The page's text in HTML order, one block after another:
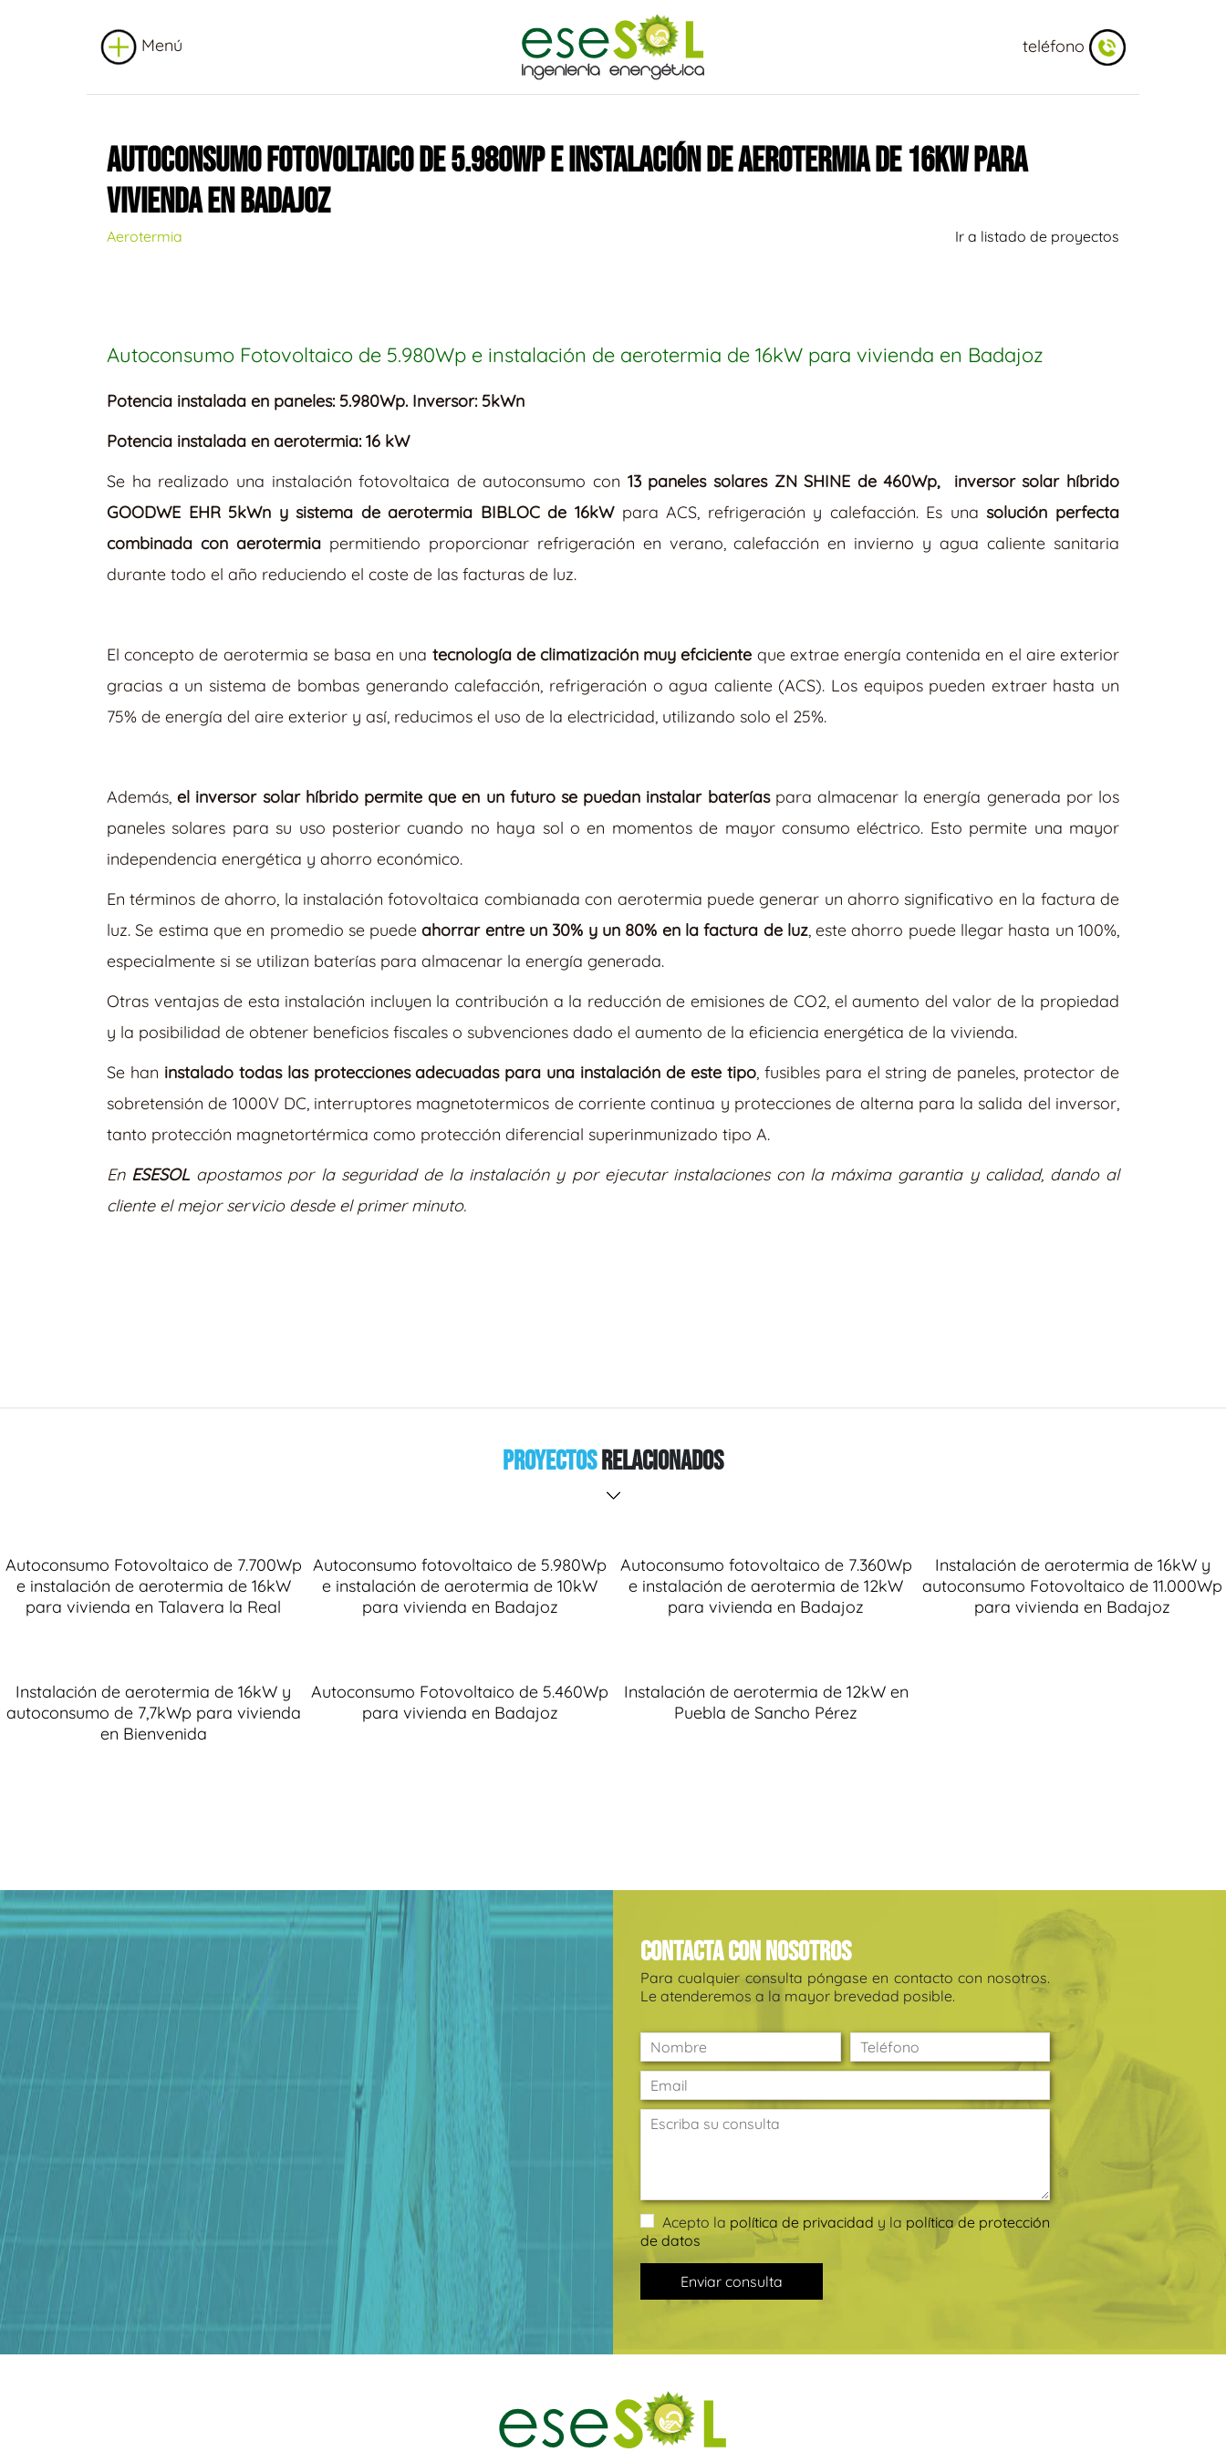
Menú teléfono
AUTOCONSUMO FOTOVOLTAICO DE 5.980WP E INSTALACIÓN DE AEROTERMIA DE 16KW PARA
VIVIENDA EN BADAJOZ
Aerotermia Ir a listado de proyectos
Autoconsumo Fotovoltaico de 5.980Wp e instalación de aerotermia de 16kW para vivienda en Badajoz
Potencia instalada en paneles: 5.980Wp. Inversor: 5kWn
Potencia instalada en aerotermia: 16 kW
Se ha realizado una instalación fotovoltaica de autoconsumo con 13 paneles solares ZN SHINE de 460Wp, inversor solar híbrido
GOODWE EHR 5kWn y sistema de aerotermia BIBLOC de 16kWpara ACS, refrigeración y calefacción. Es unasolución perfecta
combinada con aerotermiapermitiendo proporcionar refrigeración en verano, calefacción en invierno y agua caliente sanitaria
durante todo el año reduciendo el coste de las facturas de luz.
El concepto de aerotermia se basa en una tecnología de climatización muy efciciente que extrae energía contenida en el aire exterior
gracias a un sistema de bombas generando calefacción, refrigeración o agua caliente (ACS). Los equipos pueden extraer hasta un
75% de energía del aire exterior y así, reducimos el uso de la electricidad, utilizando solo el 25%.
Además,el inversor solar híbrido permite que en un futuro se puedan instalar bateríaspara almacenar la energía generada por los
paneles solares para su uso posterior cuando no haya sol o en momentos de mayor consumo eléctrico. Esto permite una mayor
independencia energética y ahorro económico.
En términos de ahorro, la instalación fotovoltaica combianada con aerotermia puede generar un ahorro significativo en la factura de
luz. Se estima que en promedio se puedeahorrar entre un 30% y un 80% en la factura de luz, este ahorro puede llegar hasta un 100%,
especialmente si se utilizan baterías para almacenar la energía generada.
Otras ventajas de esta instalación incluyen la contribución a la reducción de emisiones de CO2, el aumento del valor de la propiedad
y la posibilidad de obtener beneficios fiscales o subvenciones dado el aumento de la eficiencia energética de la vivienda.
Se han instalado todas las protecciones adecuadas para una instalación de este tipo, fusibles para el string de paneles, protector de
sobretensión de 1000V DC, interruptores magnetotermicos de corriente continua y protecciones de alterna para la salida del inversor,
tanto protección magnetortérmica como protección diferencial superinmunizado tipo A.
En ESESOL apostamos por la seguridad de la instalación y por ejecutar instalaciones con la máxima garantia y calidad, dando al
cliente el mejor servicio desde el primer minuto.
ProyectosRelacionados
Autoconsumo Fotovoltaico de 7.700Wp
e instalación de aerotermia de 16kW
para vivienda en Talavera la Real
Autoconsumo fotovoltaico de 5.980Wp
e instalación de aerotermia de 10kW
para vivienda en Badajoz
Autoconsumo fotovoltaico de 7.360Wp
e instalación de aerotermia de 12kW
para vivienda en Badajoz
Instalación de aerotermia de 16kW y
autoconsumo Fotovoltaico de 11.000Wp
para vivienda en Badajoz
Instalación de aerotermia de 16kW y
autoconsumo de 7,7kWp para vivienda
en Bienvenida
Autoconsumo Fotovoltaico de 5.460Wp
para vivienda en Badajoz
Instalación de aerotermia de 12kW en
Puebla de Sancho Pérez
Contacta con nosotros
Para cualquier consulta póngase en contacto con nosotros.
Le atenderemos a la mayor brevedad posible.
Acepto la política de privacidad y la política de protección
de datos
Enviar consulta